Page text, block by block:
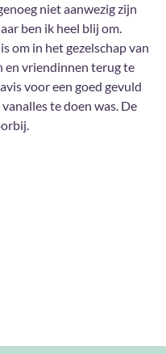
niet aanwezig zijn
ben ik heel blij om.
om in het gezelschap van
en vriendinnen terug te
voor een goed gevuld
te doen was. De
wat ik er van vond